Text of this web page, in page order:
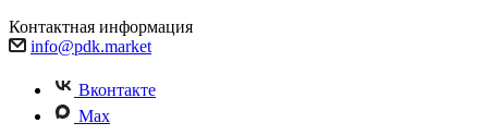
Контактная информация
info@pdk.market
Вконтакте
Max